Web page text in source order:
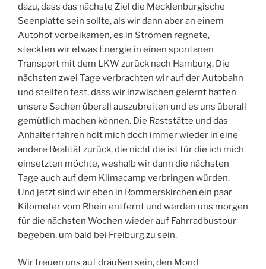
dazu, dass das nächste Ziel die Mecklenburgische
Seenplatte sein sollte, als wir dann aber an einem
Autohof vorbeikamen, es in Strömen regnete,
steckten wir etwas Energie in einen spontanen
Transport mit dem LKW zurück nach Hamburg. Die
nächsten zwei Tage verbrachten wir auf der Autobahn
und stellten fest, dass wir inzwischen gelernt hatten
unsere Sachen überall auszubreiten und es uns überall
gemütlich machen können. Die Raststätte und das
Anhalter fahren holt mich doch immer wieder in eine
andere Realität zurück, die nicht die ist für die ich mich
einsetzten möchte, weshalb wir dann die nächsten
Tage auch auf dem Klimacamp verbringen würden.
Und jetzt sind wir eben in Rommerskirchen ein paar
Kilometer vom Rhein entfernt und werden uns morgen
für die nächsten Wochen wieder auf Fahrradbustour
begeben, um bald bei Freiburg zu sein.
Wir freuen uns auf draußen sein, den Mond